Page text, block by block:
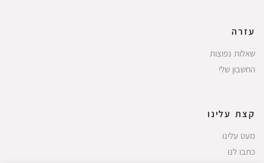
עזרה
שאלות נפוצות
החשבון שלי
קצת עלינו
מעט עלינו
כתבו לנו